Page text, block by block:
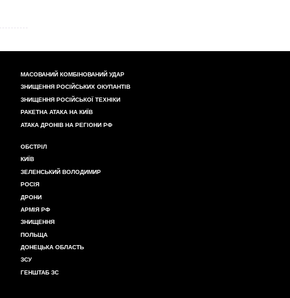
МАСОВАНИЙ КОМБІНОВАНИЙ УДАР
ЗНИЩЕННЯ РОСІЙСЬКИХ ОКУПАНТІВ
ЗНИЩЕННЯ РОСІЙСЬКОЇ ТЕХНІКИ
РАКЕТНА АТАКА НА КИЇВ
АТАКА ДРОНІВ НА РЕГІОНИ РФ
ОБСТРІЛ
КИЇВ
ЗЕЛЕНСЬКИЙ ВОЛОДИМИР
РОСІЯ
ДРОНИ
АРМІЯ РФ
ЗНИЩЕННЯ
ПОЛЬЩА
ДОНЕЦЬКА ОБЛАСТЬ
ЗСУ
ГЕНШТАБ ЗС